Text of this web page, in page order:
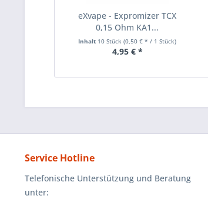
eXvape - Expromizer TCX
0,15 Ohm KA1...
Inhalt 10 Stück(0,50 € * / 1 Stück)
4,95 € *
Service Hotline
Telefonische Unterstützung und Beratung
unter: